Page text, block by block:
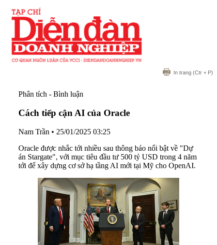
In trang (Ctr + P)
Phân tích - Bình luận
Cách tiếp cận AI của Oracle
Nam Trần • 25/01/2025 03:25
Oracle được nhắc tới nhiều sau thông báo nổi bật về "Dự
án Stargate", với mục tiêu đầu tư 500 tỷ USD trong 4 năm
tới để xây dựng cơ sở hạ tầng AI mới tại Mỹ cho OpenAI.